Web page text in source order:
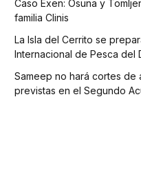
Caso Exen: Osuna y
familia Clinis
La Isla del Cerrito se
Internacional de Pesca del
Sameep no hará cortes de
previstas en el Segundo